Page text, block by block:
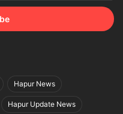
Hapur News
Hapur Update News